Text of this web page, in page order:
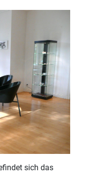
sich das